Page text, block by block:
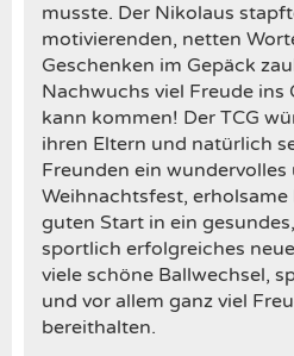
musste. Der Nikolaus
motivierenden, netten
Geschenken im Gepäck
Nachwuchs viel Freude ins
kann kommen! Der TCG
ihren Eltern und natürlich
Freunden ein
Weihnachtsfest, erholsame
guten Start in ein
sportlich erfolgreiches
viele schöne Ballwechsel,
und vor allem ganz viel
bereithalten.